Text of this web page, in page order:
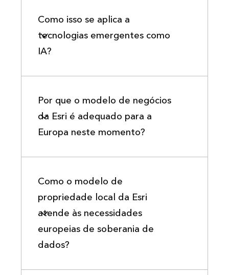
Como isso se aplica a
tecnologias emergentes como
IA?
Por que o modelo de negócios
da Esri é adequado para a
Europa neste momento?
Como o modelo de
propriedade local da Esri
atende às necessidades
europeias de soberania de
dados?